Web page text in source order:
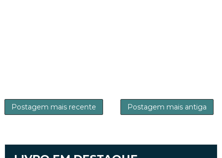
Postagem mais recente Postagem mais antiga